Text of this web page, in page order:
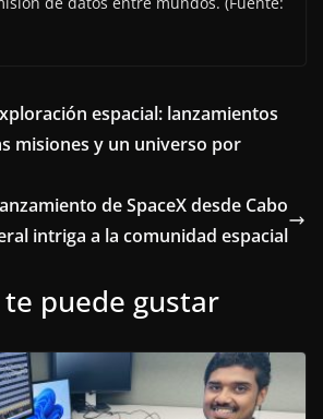
espacial: lanzamientos
misiones y un universo por
de SpaceX desde Cabo
intriga a la comunidad espacial
puede gustar